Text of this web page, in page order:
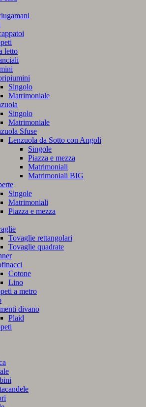
letto
Singolo
Matrimoniale
Singolo
Matrimoniale
Sfuse
Lenzuola da Sotto con Angoli
Singole
Piazza e mezza
Matrimoniali
Matrimoniali BIG
Singole
Matrimoniali
Piazza e mezza
Tovaglie rettangolari
Tovaglie quadrate
Cotone
Lino
a metro
divano
Plaid